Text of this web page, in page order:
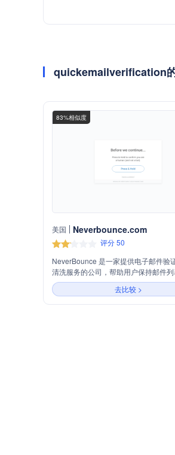
quickemailverification的
83%相似度
美国 Neverbounce.com
评分 50
NeverBounce 是一家提供电子邮件验
清洗服务的公司，帮助用户保持邮件
性和提高邮件送达率。主要业务包括
件列表清洗、实时电子邮件验证和自
洗，支持与多种平台集成，并提供易
去比较 >